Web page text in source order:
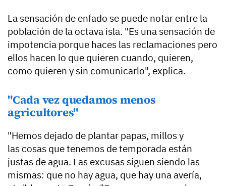
La sensación de enfado se puede notar entre la
población de la octava isla. "Es una sensación de
impotencia porque haces las reclamaciones pero
ellos hacen lo que quieren cuando, quieren,
como quieren y sin comunicarlo", explica.
"Cada vez quedamos menos
agricultores"
"Hemos dejado de plantar papas, millos y
las cosas que tenemos de temporada están
justas de agua. Las excusas siguen siendo las
mismas: que no hay agua, que hay una avería,